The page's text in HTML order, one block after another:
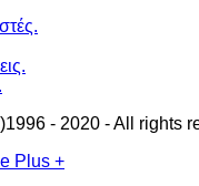
- 2020 - All rights
Plus +